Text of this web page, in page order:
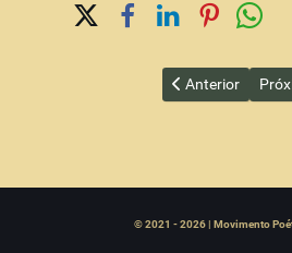
Share on Social
Artigo anterior:
Anterior
© 2021 - 2026 | Movimento